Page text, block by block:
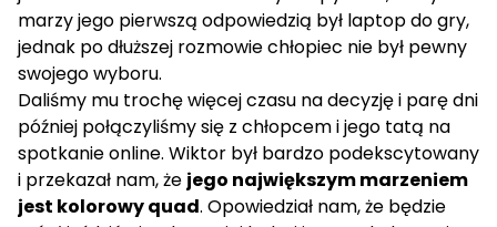
marzy jego pierwszą odpowiedzią był laptop do gry,
jednak po dłuższej rozmowie chłopiec nie był pewny
swojego wyboru.
Daliśmy mu trochę więcej czasu na decyzję i parę dni
później połączyliśmy się z chłopcem i jego tatą na
spotkanie online. Wiktor był bardzo podekscytowany
i przekazał nam, że jego największym marzeniem
jest kolorowy quad. Opowiedział nam, że będzie